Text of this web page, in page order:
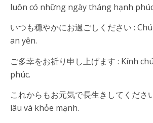
luôn có những ngày tháng hạnh
いつも穏やかにお過ごしください :
an yên.
ご多幸をお祈り申し上げます : Kính
phúc.
これからもお元気で長生きしてくださ
lâu và khỏe mạnh.